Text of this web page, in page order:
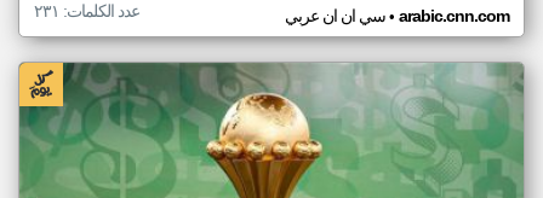
سي ان ان عربي• arabic.cnn.com عدد الكلمات: ٢٣١